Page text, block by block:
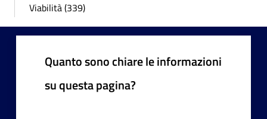
Viabilità (339)
Quanto sono chiare le informazioni
su questa pagina?